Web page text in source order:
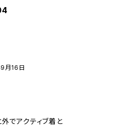
月16日
外でアクティブ着と